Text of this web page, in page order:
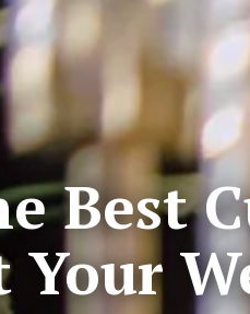
SYUKURAN
Best
Your